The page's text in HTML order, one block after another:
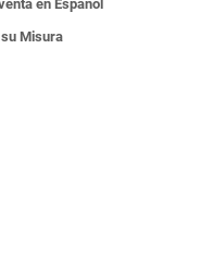
en Español
Misura